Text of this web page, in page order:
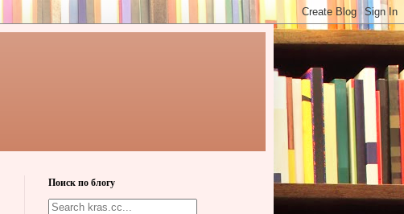
Поиск по блогу